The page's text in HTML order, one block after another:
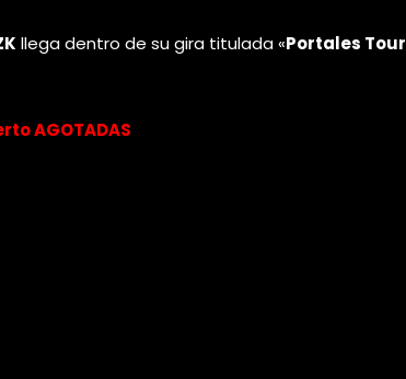
llega dentro de su gira titulada «Portales Tour
AGOTADAS